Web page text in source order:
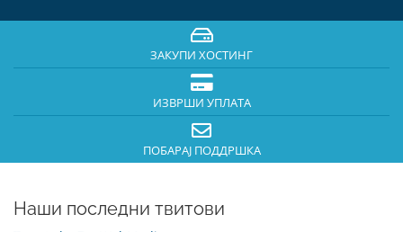
ЗАКУПИ ХОСТИНГ
ИЗВРШИ УПЛАТА
ПОБАРАЈ ПОДДРШКА
Наши последни твитови